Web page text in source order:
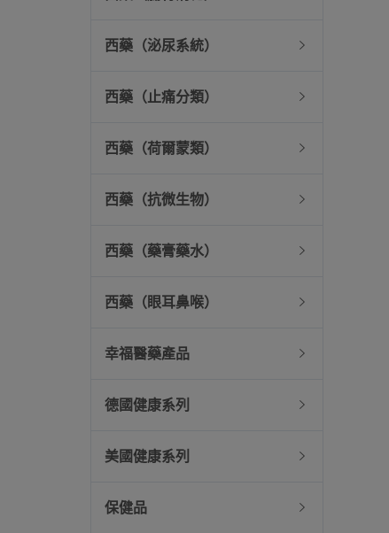
西藥（泌尿系統）
西藥（止痛分類）
西藥（荷爾蒙類）
西藥（抗微生物）
西藥（藥膏藥水）
西藥（眼耳鼻喉）
幸福醫藥產品
德國健康系列
美國健康系列
保健品